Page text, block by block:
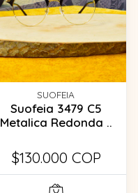
SUOFEIA
Suofeia 3479 C5
Metalica Redonda ..
$130.000 COP